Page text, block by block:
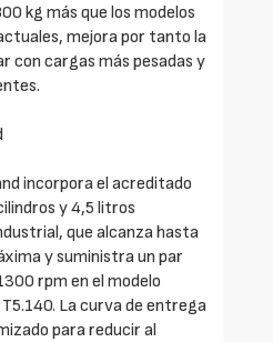
kg más que los modelos
mejora por tanto la
con cargas más pesadas y
incorpora el acreditado
y 4,5 litros
que alcanza hasta
y suministra un par
rpm en el modelo
La curva de entrega
para reducir al